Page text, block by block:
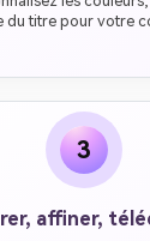
du titre pour votre
3
affiner,